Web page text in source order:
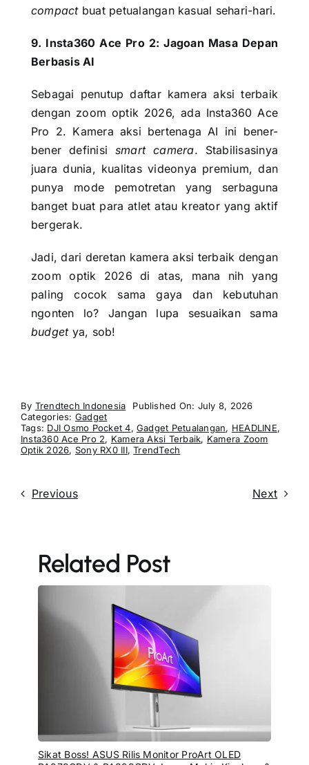
compactbuat petualangan kasual sehari-hari.
9. Insta360 Ace Pro 2: Jagoan Masa Depan
Berbasis AI
Sebagai penutup daftar kamera aksi terbaik
dengan zoom optik 2026, ada Insta360 Ace
Pro 2. Kamera aksi bertenaga AI ini bener-
bener definisi smart camera. Stabilisasinya
juara dunia, kualitas videonya premium, dan
punya mode pemotretan yang serbaguna
banget buat para atlet atau kreator yang aktif
bergerak.
Jadi, dari deretan kamera aksi terbaik dengan
zoom optik 2026 di atas, mana nih yang
paling cocok sama gaya dan kebutuhan
ngonten lo? Jangan lupa sesuaikan sama
budgetya, sob!
By Trendtech Indonesia
Published On: July 8, 2026
Categories: Gadget
Tags: DJI Osmo Pocket 4,Gadget Petualangan, HEADLINE,
Insta360 Ace Pro 2, Kamera Aksi Terbaik, Kamera Zoom
Optik 2026, Sony RX0 III,TrendTech
Previous Next
Related Post
Sikat Boss! ASUS Rilis Monitor ProArt OLED